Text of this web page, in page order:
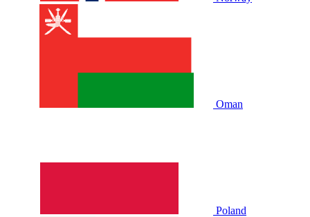
Oman
Poland